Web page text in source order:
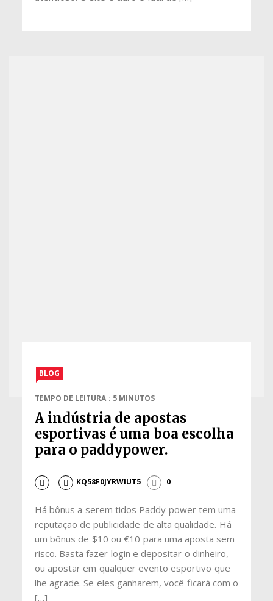
BLOG
TEMPO DE LEITURA : 5 MINUTOS
A indústria de apostas
esportivas é uma boa escolha
para o paddypower.
KQ58F0JYRWIUT5 0
Há bônus a serem tidos Paddy power tem uma
reputação de publicidade de alta qualidade. Há
um bônus de $10 ou €10 para uma aposta sem
risco. Basta fazer login e depositar o dinheiro,
ou apostar em qualquer evento esportivo que
lhe agrade. Se eles ganharem, você ficará com o
[…]